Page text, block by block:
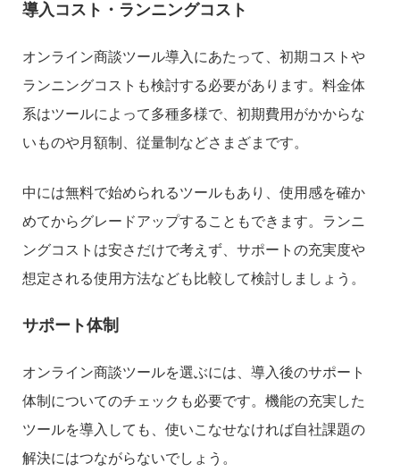
導入コスト・ランニングコスト
オンライン商談ツール導入にあたって、初期コストや
ランニングコストも検討する必要があります。料金体
系はツールによって多種多様で、初期費用がかからな
いものや月額制、従量制などさまざまです。
中には無料で始められるツールもあり、使用感を確か
めてからグレードアップすることもできます。ランニ
ングコストは安さだけで考えず、サポートの充実度や
想定される使用方法なども比較して検討しましょう。
サポート体制
オンライン商談ツールを選ぶには、導入後のサポート
体制についてのチェックも必要です。機能の充実した
ツールを導入しても、使いこなせなければ自社課題の
解決にはつながらないでしょう。